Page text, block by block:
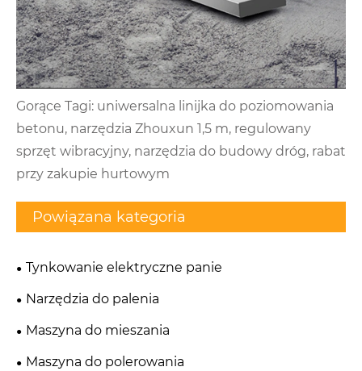
Gorące Tagi: uniwersalna linijka do poziomowania
betonu, narzędzia Zhouxun 1,5 m, regulowany
sprzęt wibracyjny, narzędzia do budowy dróg, rabat
przy zakupie hurtowym
Powiązana kategoria
Tynkowanie elektryczne panie
Narzędzia do palenia
Maszyna do mieszania
Maszyna do polerowania